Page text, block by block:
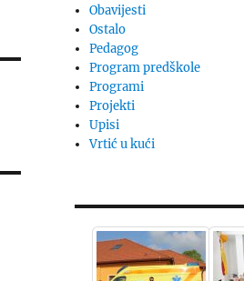
Obavijesti
Ostalo
Pedagog
Program predškole
Programi
Projekti
Upisi
Vrtić u kući